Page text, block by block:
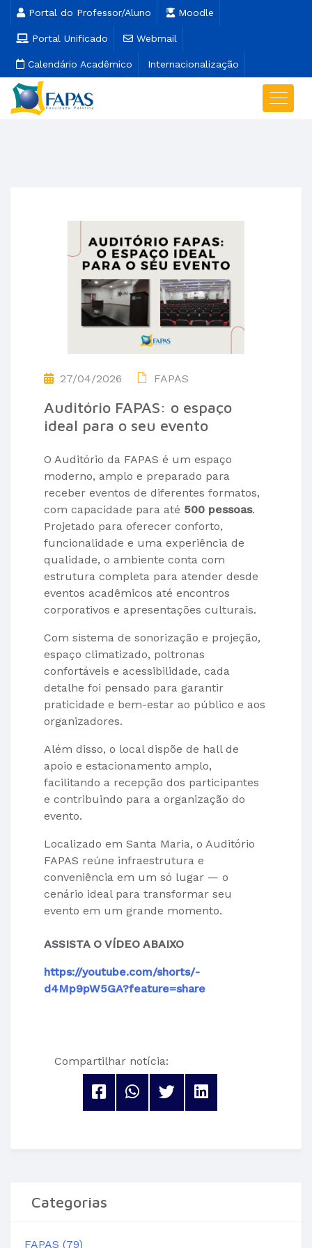
Portal do Professor/Aluno Moodle
Portal Unificado Webmail
Calendário Acadêmico Internacionalização
27/04/2026 FAPAS
Auditório FAPAS: o espaço
ideal para o seu evento
O Auditório da FAPAS é um espaço
moderno, amplo e preparado para
receber eventos de diferentes formatos,
com capacidade para até 500 pessoas.
Projetado para oferecer conforto,
funcionalidade e uma experiência de
qualidade, o ambiente conta com
estrutura completa para atender desde
eventos acadêmicos até encontros
corporativos e apresentações culturais.
Com sistema de sonorização e projeção,
espaço climatizado, poltronas
confortáveis e acessibilidade, cada
detalhe foi pensado para garantir
praticidade e bem-estar ao público e aos
organizadores.
Além disso, o local dispõe de hall de
apoio e estacionamento amplo,
facilitando a recepção dos participantes
e contribuindo para a organização do
evento.
Localizado em Santa Maria, o Auditório
FAPAS reúne infraestrutura e
conveniência em um só lugar — o
cenário ideal para transformar seu
evento em um grande momento.
ASSISTA O VÍDEO ABAIXO
https://youtube.com/shorts/-
d4Mp9pW5GA?feature=share
Compartilhar notícia:
Categorias
FAPAS (79)